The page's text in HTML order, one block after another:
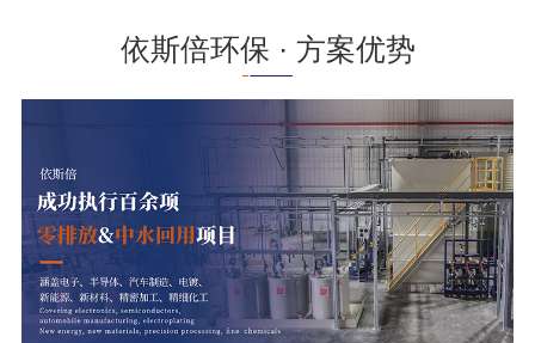
依斯倍环保 · 方案优势